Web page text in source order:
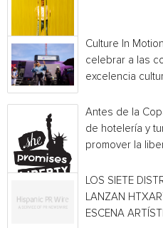
Culture In
celebrar a las
excelencia
Antes de la
de hotelería y
promover la
LOS SIETE
LANZAN
ESCENA